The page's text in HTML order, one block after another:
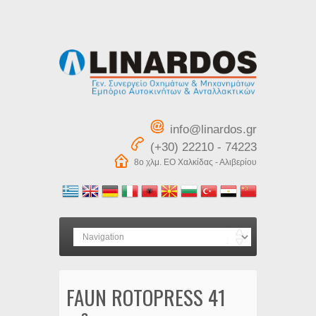
info@linardos.gr
(+30) 22210 - 74223
8ο χλμ. ΕΟ Χαλκίδας - Αλιβερίου
FAUN ROTOPRESS 41